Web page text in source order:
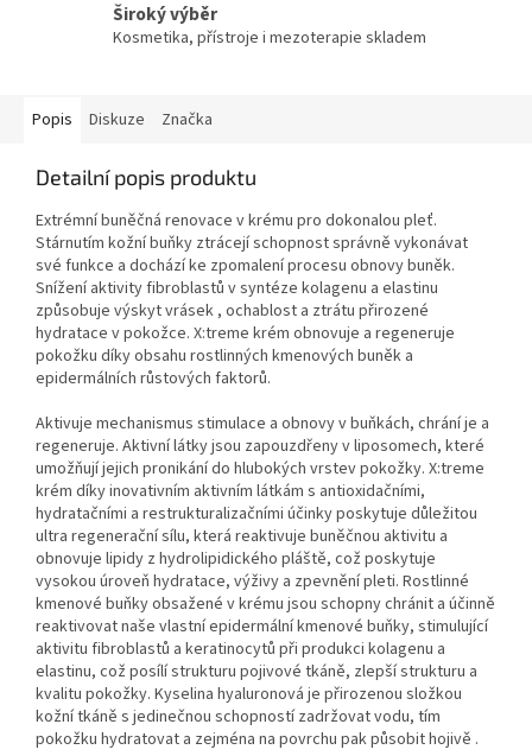
Široký výběr
Kosmetika, přístroje i mezoterapie skladem
Popis Diskuze Značka
Detailní popis produktu
Extrémní buněčná renovace v krému pro dokonalou pleť.
Stárnutím kožní buňky ztrácejí schopnost správně vykonávat
své funkce a dochází ke zpomalení procesu obnovy buněk.
Snížení aktivity fibroblastů v syntéze kolagenu a elastinu
způsobuje výskyt vrásek , ochablost a ztrátu přirozené
hydratace v pokožce. X:treme krém obnovuje a regeneruje
pokožku díky obsahu rostlinných kmenových buněk a
epidermálních růstových faktorů.
Aktivuje mechanismus stimulace a obnovy v buňkách, chrání je a
regeneruje. Aktivní látky jsou zapouzdřeny v liposomech, které
umožňují jejich pronikání do hlubokých vrstev pokožky. X:treme
krém díky inovativním aktivním látkám s antioxidačními,
hydratačními a restrukturalizačními účinky poskytuje důležitou
ultra regenerační sílu, která reaktivuje buněčnou aktivitu a
obnovuje lipidy z hydrolipidického pláště, což poskytuje
vysokou úroveň hydratace, výživy a zpevnění pleti. Rostlinné
kmenové buňky obsažené v krému jsou schopny chránit a účinně
reaktivovat naše vlastní epidermální kmenové buňky, stimulující
aktivitu fibroblastů a keratinocytů při produkci kolagenu a
elastinu, což posílí strukturu pojivové tkáně, zlepší strukturu a
kvalitu pokožky. Kyselina hyaluronová je přirozenou složkou
kožní tkáně s jedinečnou schopností zadržovat vodu, tím
pokožku hydratovat a zejména na povrchu pak působit hojivě .